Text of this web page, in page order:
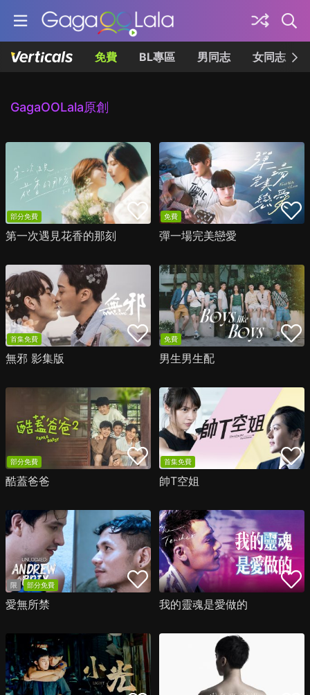
免費 BL專區 男同志 女同志
GagaOOLala原創
部分免費
第一次遇見花香的那刻
免費
彈一場完美戀愛
首集免費
無邪 影集版
免費
男生男生配
部分免費
酷蓋爸爸
首集免費
帥T空姐
限 部分免費
愛無所禁 我的靈魂是愛做的